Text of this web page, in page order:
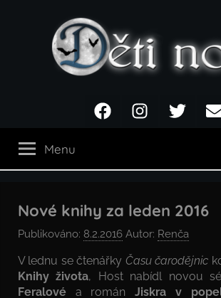
noci
FacebookInstagramTwitter
Menu
Nové knihy za leden 2016
Publikováno: 8.2.2016 Autor: Renča
V lednu se čtenářky Času čarodějnic
Knihy života, Host nabídl novou
Feralové a románJiskra v